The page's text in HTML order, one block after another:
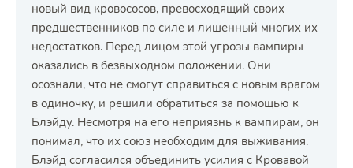
новый вид кровососов, превосходящий своих
предшественников по силе и лишенный многих их
недостатков. Перед лицом этой угрозы вампиры
оказались в безвыходном положении. Они
осознали, что не смогут справиться с новым врагом
в одиночку, и решили обратиться за помощью к
Блэйду. Несмотря на его неприязнь к вампирам, он
понимал, что их союз необходим для выживания.
Блэйд согласился объединить усилия с Кровавой